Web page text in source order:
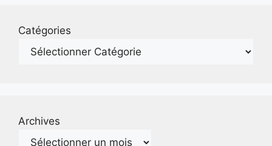
Catégories
Archives